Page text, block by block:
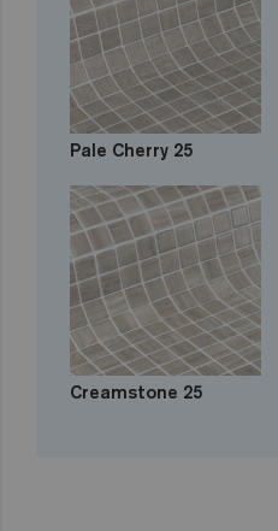
Pale Cherry 25
Creamstone 25